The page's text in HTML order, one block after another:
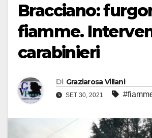
Bracciano:
fiamme.
carabinieri
Di Graziarosa Villani
SET 30, 2021